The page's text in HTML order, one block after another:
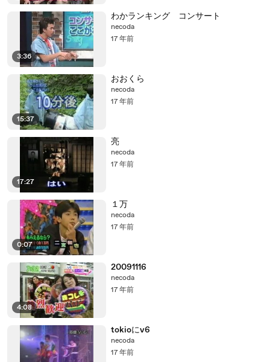
3:36
わかランキング コンサート
necoda
17 年前
15:37
おおくら
necoda
17 年前
17:27
亮
necoda
17 年前
0:07
１万
necoda
17 年前
4:08
20091116
necoda
17 年前
tokioにv6
necoda
17 年前